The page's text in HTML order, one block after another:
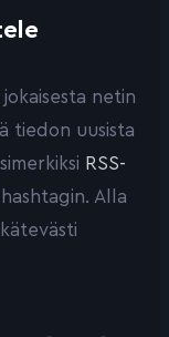
netin
tiedon uusista
RSS-
Alla